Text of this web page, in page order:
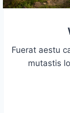
Fuerat aestu
mutastis